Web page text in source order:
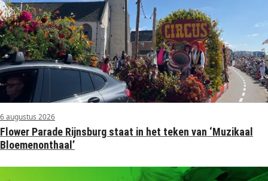
6 augustus 2026
Flower Parade Rijnsburg staat in het teken van ‘Muzikaal
Bloemenonthaal’